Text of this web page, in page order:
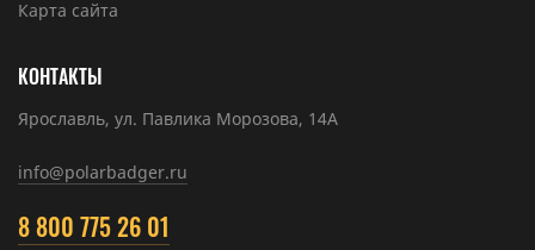
Карта сайта
КОНТАКТЫ
Ярославль, ул. Павлика Морозова, 14А
info@polarbadger.ru
8 800 775 26 01